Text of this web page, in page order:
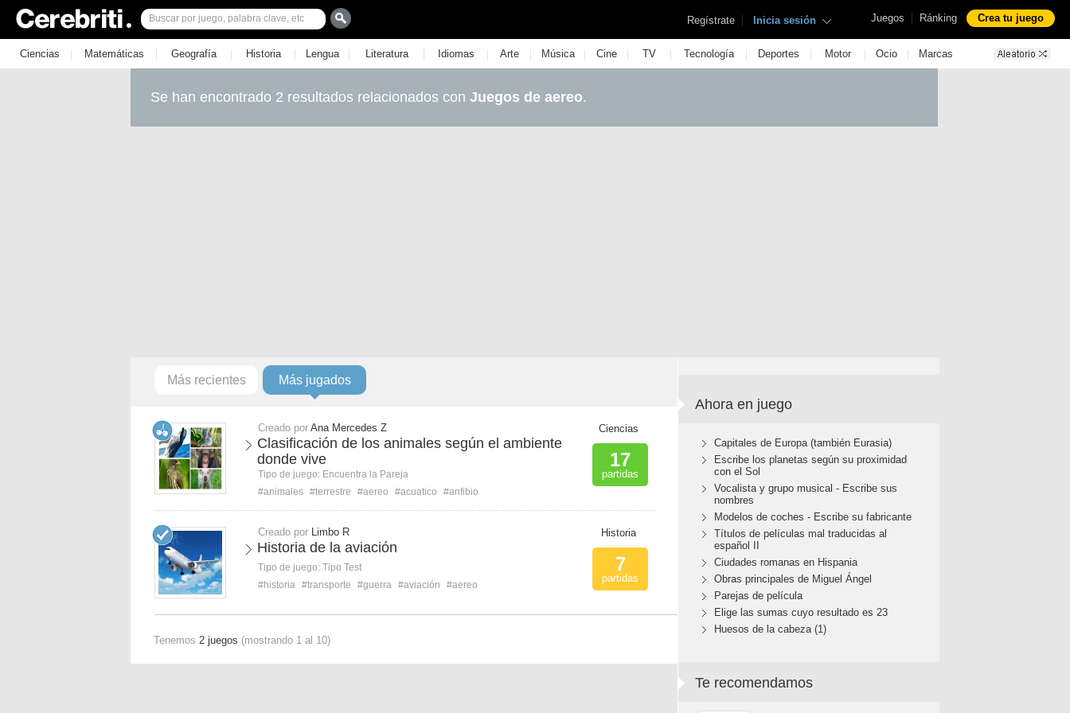
Juegos | Ránking Crea tu juego
Regístrate | Inicia sesión
Ciencias | Matemáticas | Geografía | Historia | Lengua | Literatura | Idiomas | Arte | Música | Cine | TV | Tecnología | Deportes | Motor | Ocio | Marcas
Se han encontrado 2 resultados relacionados con Juegos de aereo.
Más recientes Más jugados
Creado por Ana Mercedes Z
Clasificación de los animales según el ambiente
donde vive
Tipo de juego: Encuentra la Pareja
#animales #terrestre #aereo #acuatico #anfibio
Ciencias
17
partidas
Creado por Limbo R
Historia de la aviación
Tipo de juego: Tipo Test
#historia #transporte #guerra #aviación #aereo
Historia
7
partidas
Tenemos 2 juegos (mostrando 1 al 10)
Ahora en juego
Capitales de Europa (también Eurasia)
Escribe los planetas según su proximidad
con el Sol
Vocalista y grupo musical - Escribe sus
nombres
Modelos de coches - Escribe su fabricante
Títulos de películas mal traducidas al
español II
Ciudades romanas en Hispania
Obras principales de Miguel Ángel
Parejas de película
Elige las sumas cuyo resultado es 23
Huesos de la cabeza (1)
Te recomendamos